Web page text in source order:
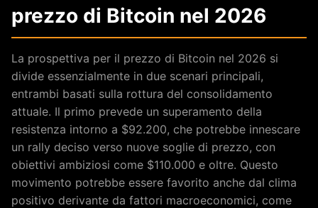
prezzo di Bitcoin nel 2026
La prospettiva per il prezzo di Bitcoin nel 2026 si
divide essenzialmente in due scenari principali,
entrambi basati sulla rottura del consolidamento
attuale. Il primo prevede un superamento della
resistenza intorno a $92.200, che potrebbe innescare
un rally deciso verso nuove soglie di prezzo, con
obiettivi ambiziosi come $110.000 e oltre. Questo
movimento potrebbe essere favorito anche dal clima
positivo derivante da fattori macroeconomici, come